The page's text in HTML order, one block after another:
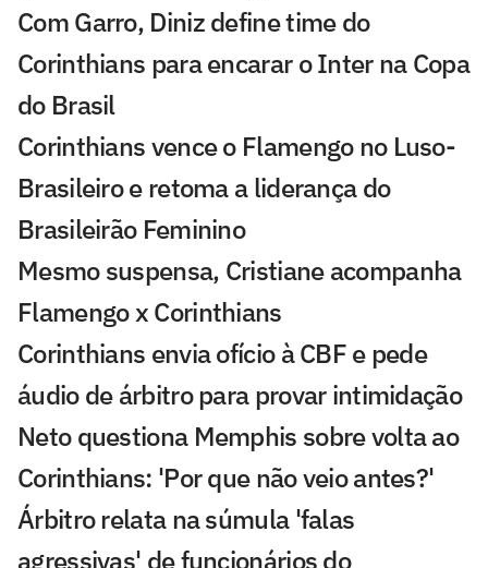
Com Garro, Diniz define time do
Corinthians para encarar o Inter na Copa
do Brasil
Corinthians vence o Flamengo no Luso-
Brasileiro e retoma a liderança do
Brasileirão Feminino
Mesmo suspensa, Cristiane acompanha
Flamengo x Corinthians
Corinthians envia ofício à CBF e pede
áudio de árbitro para provar intimidação
Neto questiona Memphis sobre volta ao
Corinthians: 'Por que não veio antes?'
Árbitro relata na súmula 'falas
agressivas' de funcionários do